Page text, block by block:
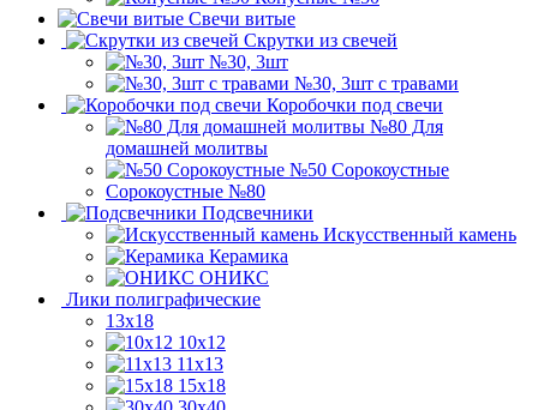
Свечи витые
Скрутки из свечей
№30, 3шт
№30, 3шт с травами
Коробочки под свечи
№80 Для
домашней молитвы
№50 Сорокоустные
Сорокоустные №80
Подсвечники
Искусственный камень
Керамика
ОНИКС
Лики полиграфические
13x18
10x12
11х13
15х18